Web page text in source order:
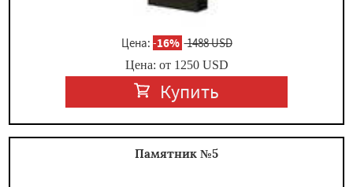
Цена: -16% 1488 USD
Цена: от 1250USD
Купить
Памятник №5